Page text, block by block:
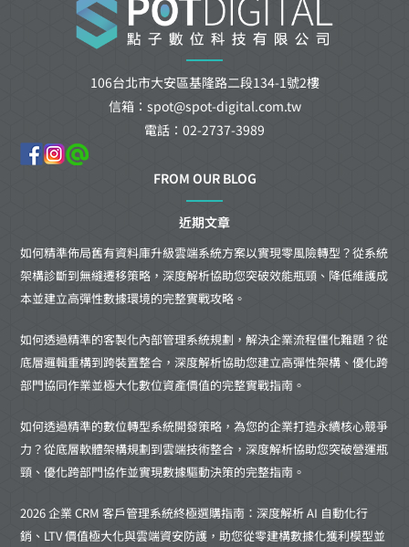
106台北市大安區基隆路二段134-1號2樓
信箱：spot@spot-digital.com.tw
電話：02-2737-3989
FROM OUR BLOG
近期文章
如何精準佈局舊有資料庫升級雲端系統方案以實現零風險轉型？從系統
架構診斷到無縫遷移策略，深度解析協助您突破效能瓶頸、降低維護成
本並建立高彈性數據環境的完整實戰攻略。
如何透過精準的客製化內部管理系統規劃，解決企業流程僵化難題？從
底層邏輯重構到跨裝置整合，深度解析協助您建立高彈性架構、優化跨
部門協同作業並極大化數位資產價值的完整實戰指南。
如何透過精準的數位轉型系統開發策略，為您的企業打造永續核心競爭
力？從底層軟體架構規劃到雲端技術整合，深度解析協助您突破營運瓶
頸、優化跨部門協作並實現數據驅動決策的完整指南。
2026 企業 CRM 客戶管理系統終極選購指南：深度解析 AI 自動化行
銷、LTV 價值極大化與雲端資安防護，助您從零建構數據化獲利模型並